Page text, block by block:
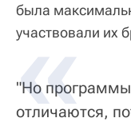
была
участвовали их
"Но
отличаются,